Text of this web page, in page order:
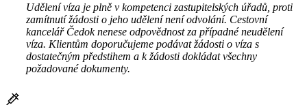
Udělení víza je plně v kompetenci zastupitelských úřadů, proti
zamítnutí žádosti o jeho udělení není odvolání. Cestovní
kancelář Čedok nenese odpovědnost za případné neudělení
víza. Klientům doporučujeme podávat žádosti o víza s
dostatečným předstihem a k žádosti dokládat všechny
požadované dokumenty.